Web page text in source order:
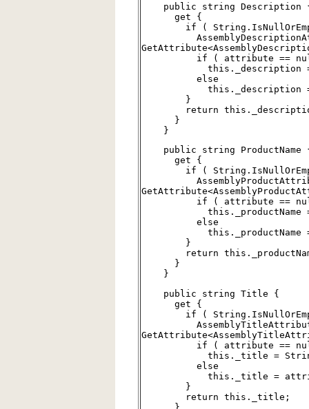
public string Description
get {
if (
if ( attribute ==
this._description =
else
this._description =
}
return
}
}
public string ProductName
get {
if (
if ( attribute ==
this._productName =
else
this._productName =
}
return
}
}
public string Title {
get {
if (
if ( attribute ==
this._title =
else
this._title =
}
return this._title;